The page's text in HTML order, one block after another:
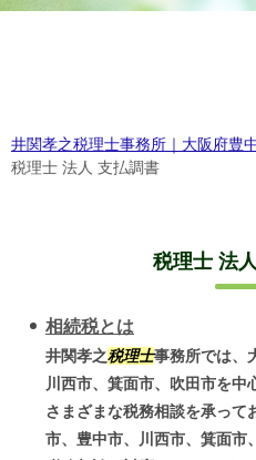
井関孝之税理士事務所｜大阪府豊
税理士 法人 支払調書
税理士 法
相続税とは
井関孝之税理士事務所では、
川西市、箕面市、吹田市を中
さまざまな税務相談を承って
市、豊中市、川西市、箕面市